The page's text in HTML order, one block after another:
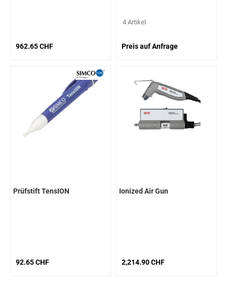
962.65 CHF
4 Artikel
Preis auf Anfrage
Prüfstift TensION
92.65 CHF
Ionized Air Gun
2,214.90 CHF